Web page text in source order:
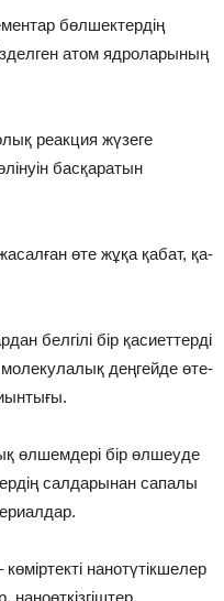
бөлшектердің
атом ядроларының
реакция жүзеге
басқаратын
өте жұ­қа қа­бат, қа­
бел­гі­лі бір қа­си­ет­тер­ді
дең­гей­де өте­
өл­шем­де­рі бір өлшеуде
сал­да­ры­нан са­па­лы
кө­мір­тек­ті на­но­тү­тік­ше­лер